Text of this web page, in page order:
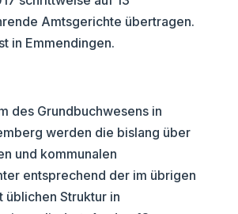
Amtsgerichte übertragen.
in Emmendingen.
des Grundbuchwesens in
werden die bislang über
und kommunalen
entsprechend der im übrigen
üblichen Struktur in